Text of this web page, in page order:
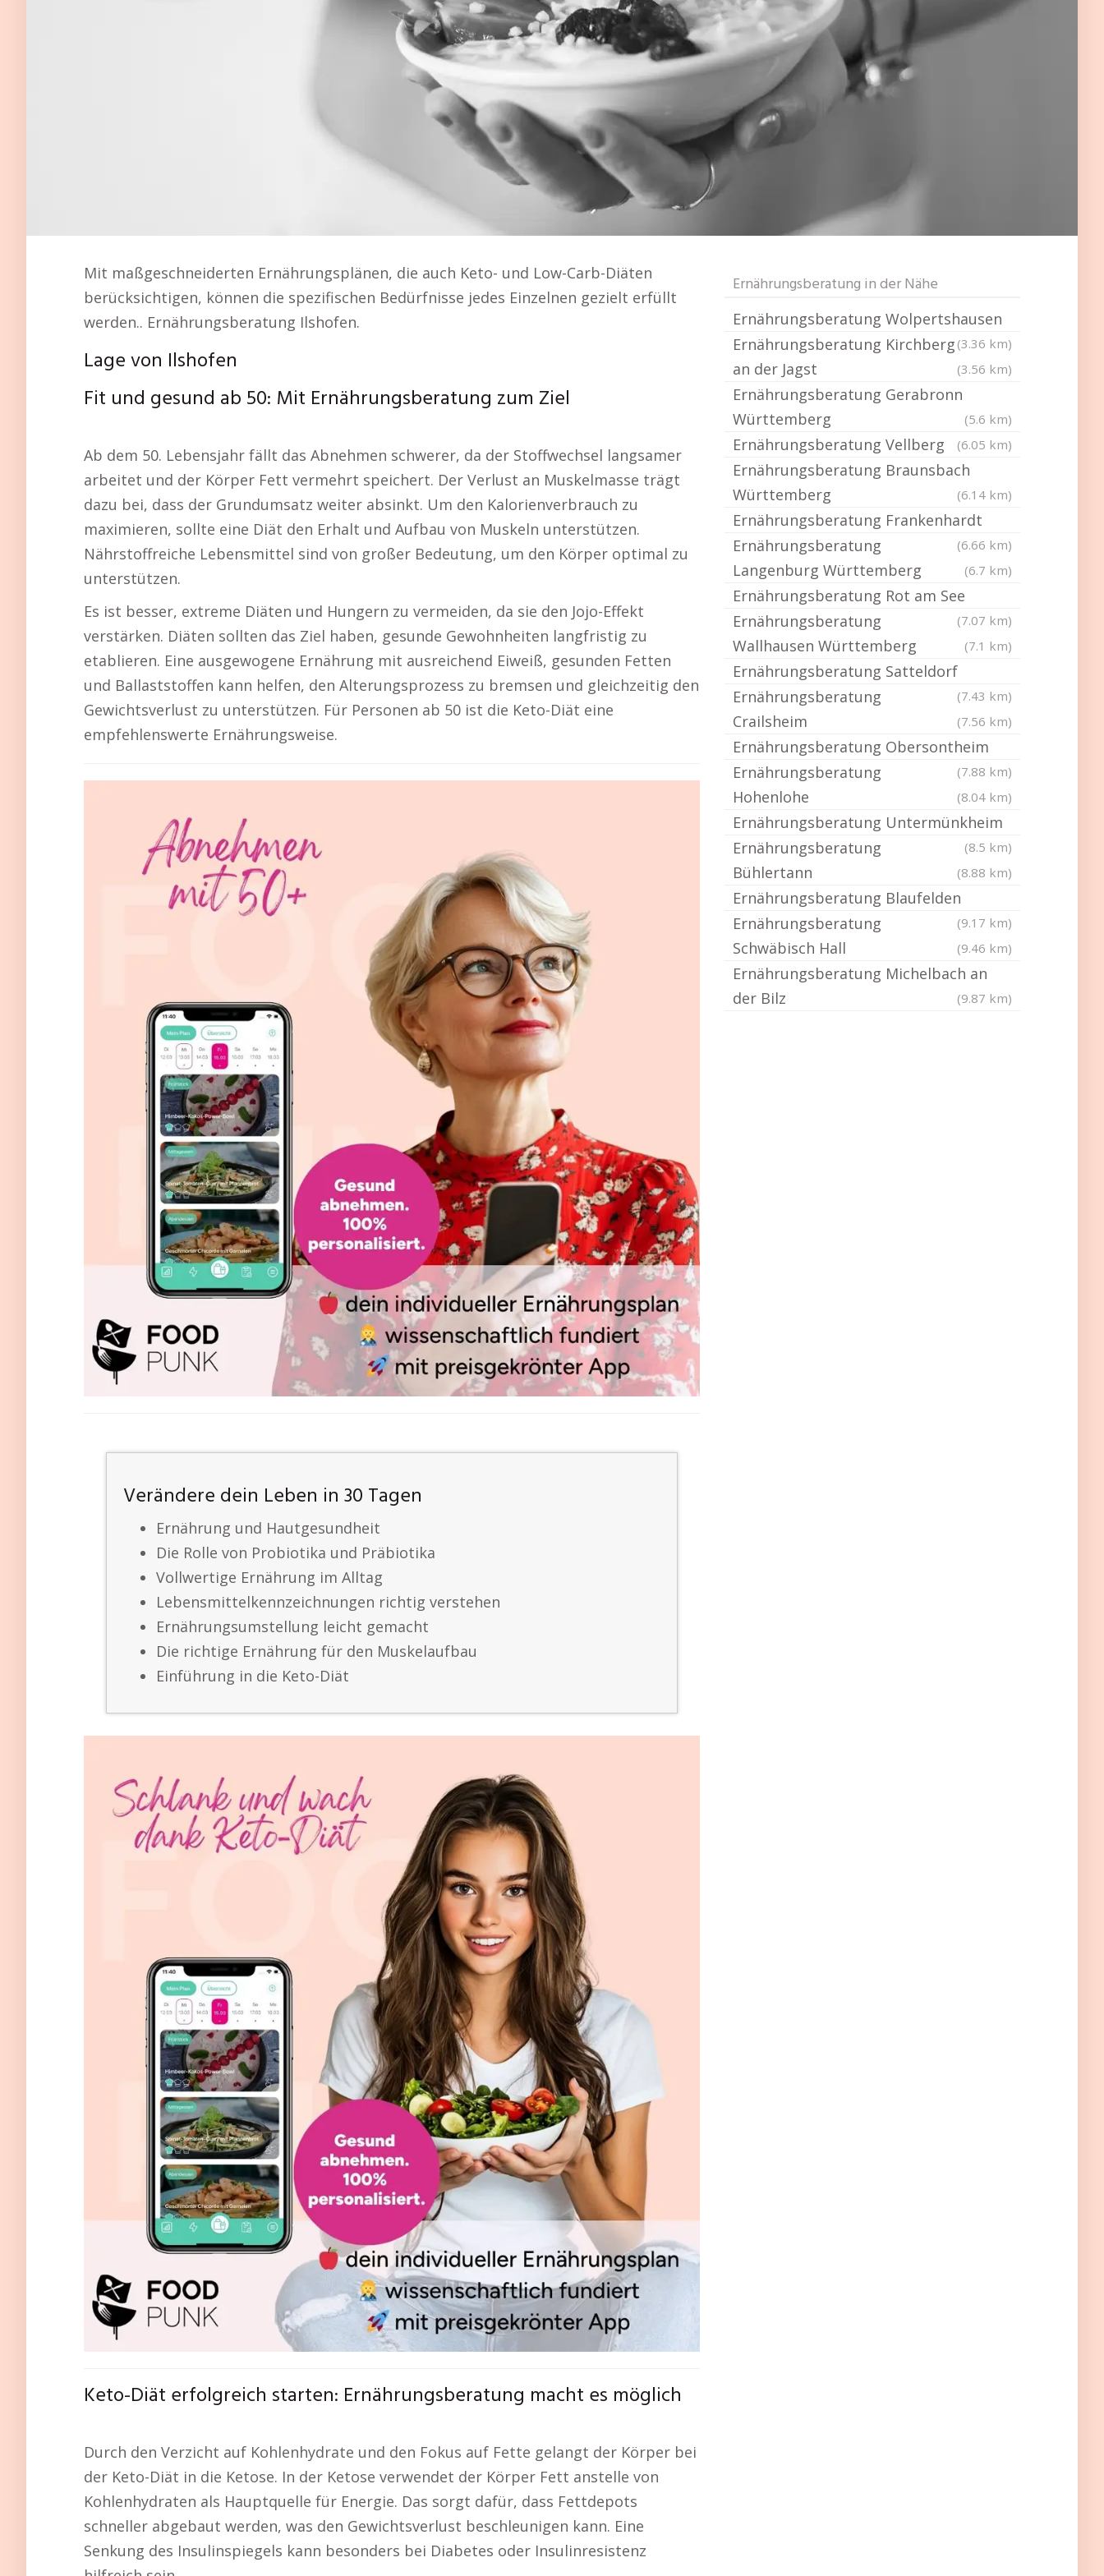
Mit maßgeschneiderten Ernährungsplänen, die auch Keto- und Low-Carb-Diäten
berücksichtigen, können die spezifischen Bedürfnisse jedes Einzelnen gezielt erfüllt
werden.. Ernährungsberatung Ilshofen.
Lage von Ilshofen
Fit und gesund ab 50: Mit Ernährungsberatung zum Ziel
Ab dem 50. Lebensjahr fällt das Abnehmen schwerer, da der Stoffwechsel langsamer
arbeitet und der Körper Fett vermehrt speichert. Der Verlust an Muskelmasse trägt
dazu bei, dass der Grundumsatz weiter absinkt. Um den Kalorienverbrauch zu
maximieren, sollte eine Diät den Erhalt und Aufbau von Muskeln unterstützen.
Nährstoffreiche Lebensmittel sind von großer Bedeutung, um den Körper optimal zu
unterstützen.
Es ist besser, extreme Diäten und Hungern zu vermeiden, da sie den Jojo-Effekt
verstärken. Diäten sollten das Ziel haben, gesunde Gewohnheiten langfristig zu
etablieren. Eine ausgewogene Ernährung mit ausreichend Eiweiß, gesunden Fetten
und Ballaststoffen kann helfen, den Alterungsprozess zu bremsen und gleichzeitig den
Gewichtsverlust zu unterstützen. Für Personen ab 50 ist die Keto-Diät eine
empfehlenswerte Ernährungsweise.
Verändere dein Leben in 30 Tagen
Ernährung und Hautgesundheit
Die Rolle von Probiotika und Präbiotika
Vollwertige Ernährung im Alltag
Lebensmittelkennzeichnungen richtig verstehen
Ernährungsumstellung leicht gemacht
Die richtige Ernährung für den Muskelaufbau
Einführung in die Keto-Diät
Keto-Diät erfolgreich starten: Ernährungsberatung macht es möglich
Durch den Verzicht auf Kohlenhydrate und den Fokus auf Fette gelangt der Körper bei
der Keto-Diät in die Ketose. In der Ketose verwendet der Körper Fett anstelle von
Kohlenhydraten als Hauptquelle für Energie. Das sorgt dafür, dass Fettdepots
schneller abgebaut werden, was den Gewichtsverlust beschleunigen kann. Eine
Senkung des Insulinspiegels kann besonders bei Diabetes oder Insulinresistenz
Ernährungsberatung in der Nähe
Ernährungsberatung Wolpertshausen
(3.36 km)
Ernährungsberatung Kirchberg
an der Jagst
(3.56 km)
Ernährungsberatung Gerabronn
Württemberg
(5.6 km)
Ernährungsberatung Vellberg (6.05 km)
Ernährungsberatung Braunsbach
Württemberg
(6.14 km)
Ernährungsberatung Frankenhardt
(6.66 km)
Ernährungsberatung
Langenburg Württemberg
(6.7 km)
Ernährungsberatung Rot am See
(7.07 km)
Ernährungsberatung
Wallhausen Württemberg
(7.1 km)
Ernährungsberatung Satteldorf
(7.43 km)
Ernährungsberatung
Crailsheim
(7.56 km)
Ernährungsberatung Obersontheim
(7.88 km)
Ernährungsberatung
Hohenlohe
(8.04 km)
Ernährungsberatung Untermünkheim
(8.5 km)
Ernährungsberatung
Bühlertann
(8.88 km)
Ernährungsberatung Blaufelden
(9.17 km)
Ernährungsberatung
Schwäbisch Hall
(9.46 km)
Ernährungsberatung Michelbach an
der Bilz
(9.87 km)